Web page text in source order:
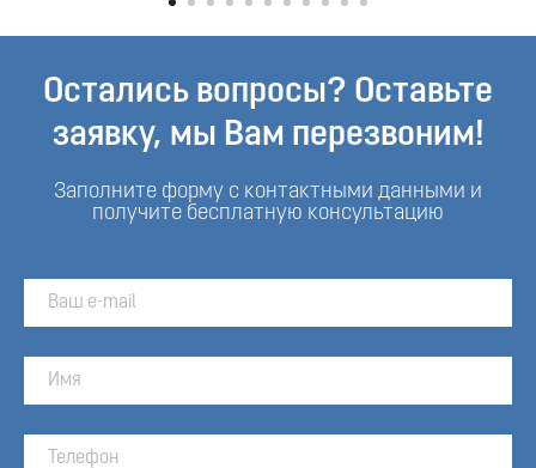
Остались вопросы? Оставьте
заявку, мы Вам перезвоним!
Заполните форму с контактными данными и
получите бесплатную консультацию